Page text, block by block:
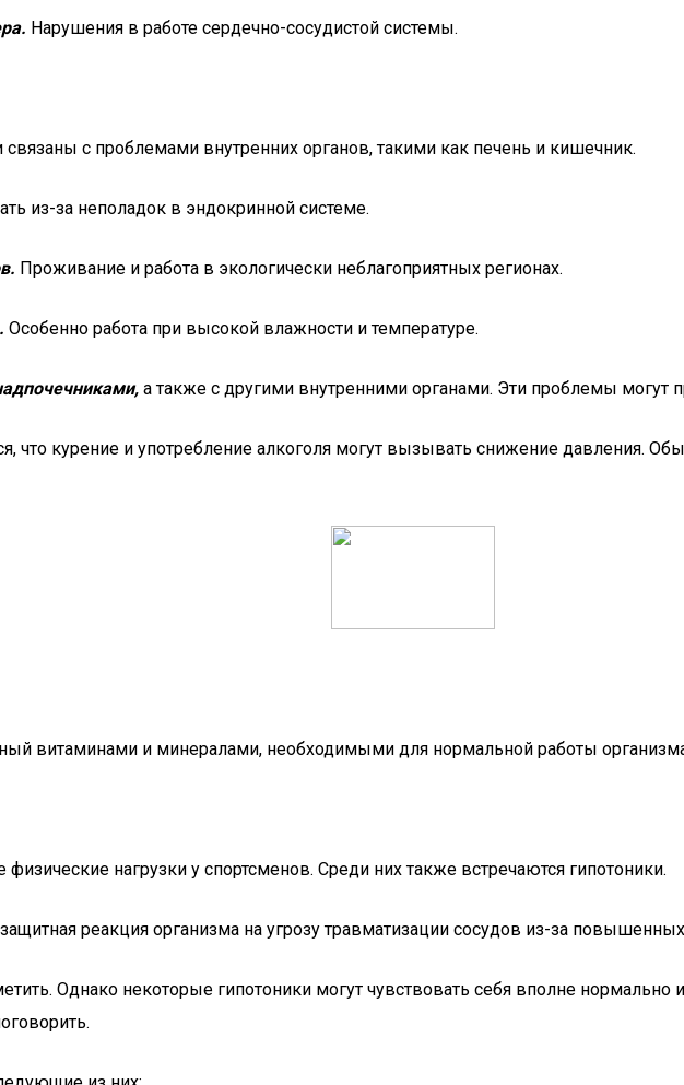
Нарушения в работе сердечно-сосудистой системы.
связаны с проблемами внутренних органов, такими как печень и кишечник.
из-за неполадок в эндокринной системе.
Проживание и работа в экологически неблагоприятных регионах.
Особенно работа при высокой влажности и температуре.
а также с другими внутренними органами. Эти проблемы могут
что курение и употребление алкоголя могут вызывать снижение давления.
витаминами и минералами, необходимыми для нормальной работы
нагрузки у спортсменов. Среди них также встречаются гипотоники.
реакция организма на угрозу травматизации сосудов из-за повышенных
Однако некоторые гипотоники могут чувствовать себя вполне